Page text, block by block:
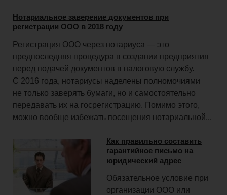
Нотариальное заверение документов при
регистрации ООО в 2018 году
Регистрация ООО через нотариуса — это
предпоследняя процедура в создании предприятия
перед подачей документов в налоговую службу.
С 2016 года, нотариусы наделены полномочиями
не только заверять бумаги, но и самостоятельно
передавать их на госрегистрацию. Помимо этого,
можно вообще избежать посещения нотариальной...
Как правильно составить
гарантийное письмо на
юридический адрес
Обязательное условие при
организации ООО или